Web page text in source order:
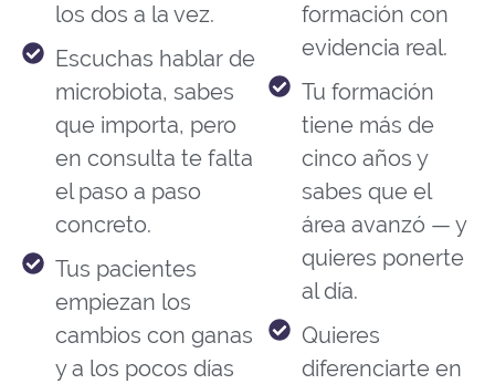
los dos a la vez.
Escuchas hablar de
microbiota, sabes
que importa, pero
en consulta te falta
el paso a paso
concreto.
Tus pacientes
empiezan los
cambios con ganas
y a los pocos días
formación con
evidencia real.
Tu formación
tiene más de
cinco años y
sabes que el
área avanzó — y
quieres ponerte
al día.
Quieres
diferenciarte en